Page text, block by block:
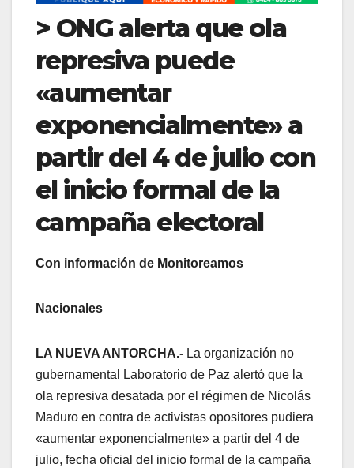
> ONG alerta que ola
represiva puede
«aumentar
exponencialmente» a
partir del 4 de julio con
el inicio formal de la
campaña electoral
Con información de Monitoreamos
Nacionales
LA NUEVA ANTORCHA.- La organización no
gubernamental Laboratorio de Paz alertó que la
ola represiva desatada por el régimen de Nicolás
Maduro en contra de activistas opositores pudiera
«aumentar exponencialmente» a partir del 4 de
julio, fecha oficial del inicio formal de la campaña